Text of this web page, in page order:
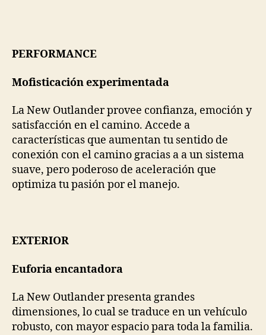
PERFORMANCE
Mofisticación experimentada
La New Outlander provee confianza, emoción y
satisfacción en el camino. Accede a
características que aumentan tu sentido de
conexión con el camino gracias a a un sistema
suave, pero poderoso de aceleración que
optimiza tu pasión por el manejo.
EXTERIOR
Euforia encantadora
La New Outlander presenta grandes
dimensiones, lo cual se traduce en un vehículo
robusto, con mayor espacio para toda la familia.